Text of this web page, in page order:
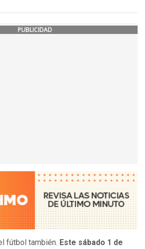
PUBLICIDAD
fútbol también. Este sábado 1 de